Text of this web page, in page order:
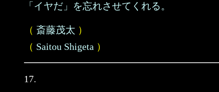
「イヤだ」を忘れさせてくれる。
（ 斎藤茂太 ）
（ Saitou Shigeta ）
17.